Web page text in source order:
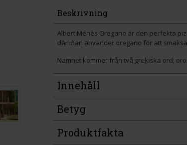
Beskrivning
Albert Ménès Oregano är den perfekta
där man använder oregano för att
Namnet kommer från två grekiska ord;
Innehåll
Betyg
Produktfakta